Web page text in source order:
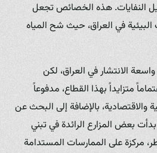
النفايات. هذه الخصائص تجعل
في العراق، حيث شح المياه
الانتشار في العراق، لكن
متزايداً بهذا القطاع، مدفوعاً
والاقتصادية، بالإضافة إلى البحث عن
بعض المزارع الرائدة في تبني
مركزة على الممارسات المستدامة